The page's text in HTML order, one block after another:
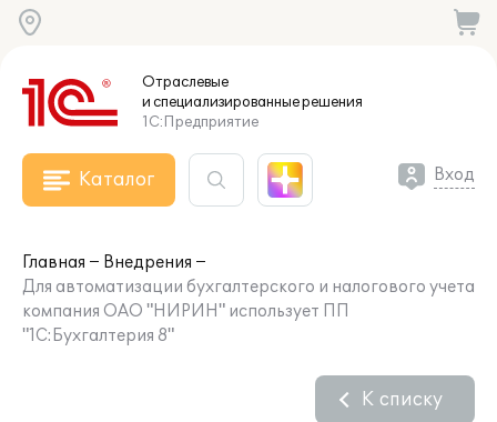
Отраслевые
и специализированныерешения
1С:Предприятие
Каталог Вход
Главная
Внедрения
Для автоматизации бухгалтерского и налогового учета
компания ОАО "НИРИН" использует ПП
"1С:Бухгалтерия 8"
К списку